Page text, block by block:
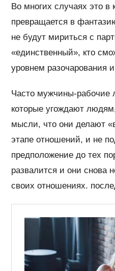
Во многих случаях это в
превращается в
не будут мириться с
«единственный», кто
уровнем разочарования
Часто мужчины-
которые угождают
мысли, что они делают
этапе отношений, и не
предположение до тех
развалится и они снова
своих отношениях.